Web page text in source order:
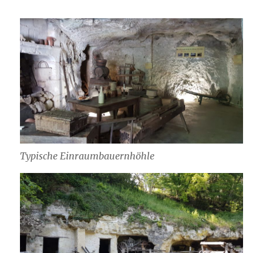
Typische Einraumbauernhöhle